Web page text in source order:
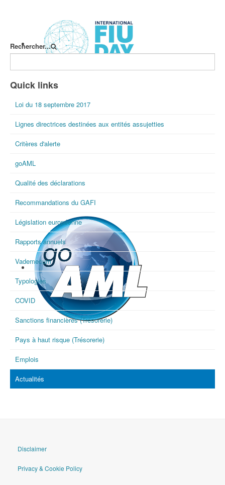
International FIU Day
Rechercher...
Quick links
Loi du 18 septembre 2017
Lignes directrices destinées aux entités assujetties
Critères d'alerte
goAML
Qualité des déclarations
Recommandations du GAFI
Législation européenne
Rapports annuels
Vademecum
Typologies
COVID
Sanctions financières (Trésorerie)
Pays à haut risque (Trésorerie)
Emplois
Actualités
Disclaimer
Privacy & Cookie Policy